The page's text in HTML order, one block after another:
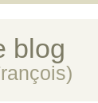
blog